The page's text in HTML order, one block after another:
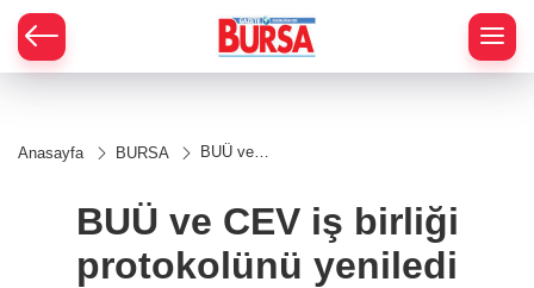
Anasayfa BURSA
BUÜ ve
protokolünü
yeniledi
BUÜ ve CEV iş birliği
protokolünü yeniledi